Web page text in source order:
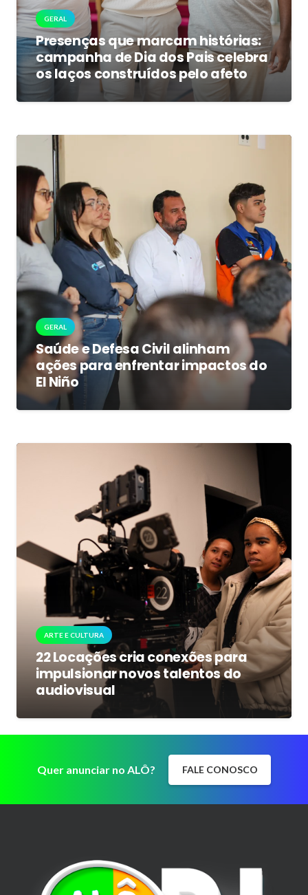
GERAL
Presenças que marcam histórias:
campanha de Dia dos Pais celebra
os laços construídos pelo afeto
GERAL
Saúde e Defesa Civil alinham
ações para enfrentar impactos do
El Niño
ARTE E CULTURA
22 Locações cria conexões para
impulsionar novos talentos do
audiovisual
Quer anunciar no ALÔ? FALE CONOSCO